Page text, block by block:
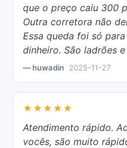
que o preço caiu 300
Outra corretora não
Essa queda foi só
dinheiro. São ladrões
— huwadin 2025-11-27
★★★★★
Atendimento rápido.
vocês, são muito